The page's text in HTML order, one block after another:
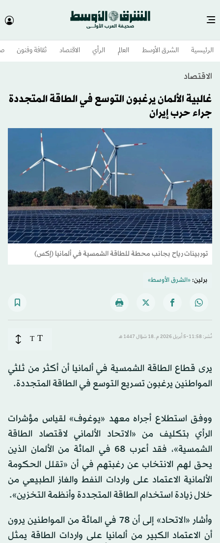
الرئيسية الشرق الأوسط​ العالم الرأي الاقتصاد ثقافة وفنون
الاقتصاد
غالبية الألمان يرغبون التوسع في الطاقة المتجددة
جراء حرب إيران
توربينات رياح بجانب محطة للطاقة الشمسية في ألمانيا (إكس)
برلين:«الشرق الأوسط»
نُشر: 11:58-5 أبريل 2026 م ـ 18 شوّال 1447 هـ T
T
يرى قطاع الطاقة الشمسية في ألمانيا أن أكثر من ثلثي
المواطنين يرغبون تسريع التوسع في الطاقة المتجددة.
ووفق استطلاع أجراه معهد «يوغوف» لقياس مؤشرات
الرأي بتكليف من «الاتحاد الألماني لاقتصاد الطاقة
الشمسية»، فقد أعرب 68 في المائة من الألمان الذين
يحق لهم الانتخاب عن رغبتهم في أن «تقلل الحكومة
الألمانية الاعتماد على واردات النفط والغاز الطبيعي من
خلال زيادة استخدام الطاقة المتجددة وأنظمة التخزين».
وأشار «الاتحاد» إلى أن 78 في المائة من المواطنين يرون
أن الاعتماد الكبير من ألمانيا على واردات الطاقة يمثل